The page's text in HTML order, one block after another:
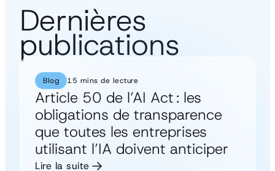
Dernières
publications
Blog 15 mins de lecture
Article 50 de l’AI Act : les
obligations de transparence
que toutes les entreprises
utilisant l’IA doivent anticiper
Lire la suite